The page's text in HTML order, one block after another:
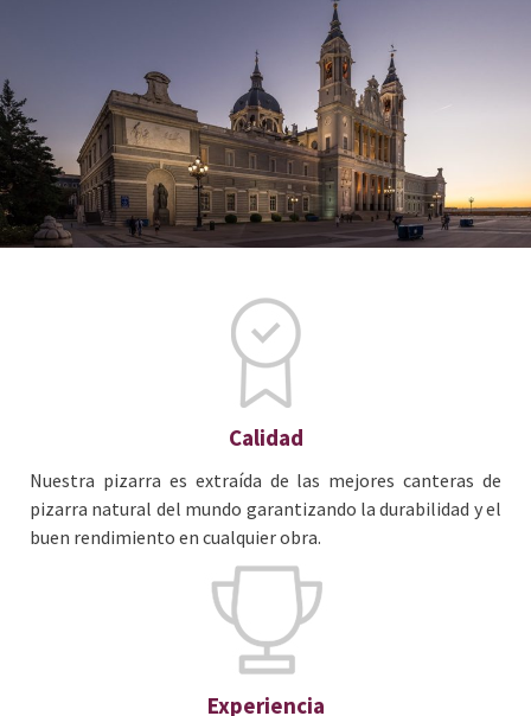
Calidad
Nuestra pizarra es extraída de las mejores canteras de
pizarra natural del mundo garantizando la durabilidad y el
buen rendimiento en cualquier obra.
Experiencia